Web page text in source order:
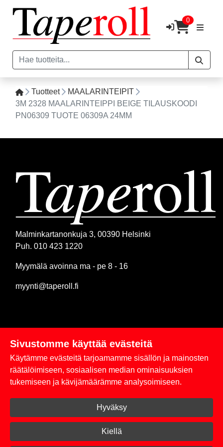
0
Tuotteet
MAALARINTEIPIT
3M 2328 MAALARINTEIPPI BEIGE TILAUSKOODI
PN06309 TUOTE 06309A 24MM
Malminkartanonkuja 3, 00390 Helsinki
Puh. 010 423 1220
Myymälä avoinna ma - pe 8 - 16
myynti@taperoll.fi
Linkit
Rekisteriseloste
Toimitus- ja maksuehdot
Kirjaudu sisään
Sivustomme käyttää evästeitä
Käytämme evästeitä tarjoamamme sisällön ja mainosten
räätälöimiseen, sosiaalisen median ominaisuuksien
tukemiseen ja kävijämäärämme analysoimiseen.
Hyväksy
Kiellä